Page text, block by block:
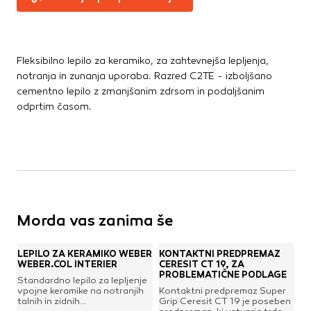
Fleksibilno lepilo za keramiko, za zahtevnejša lepljenja,
notranja in zunanja uporaba. Razred C2TE - izboljšano
cementno lepilo z zmanjšanim zdrsom in podaljšanim
odprtim časom.
Morda vas zanima še
LEPILO ZA KERAMIKO WEBER
WEBER.COL INTERIER
Standardno lepilo za lepljenje
vpojne keramike na notranjih
talnih in zidnih
KONTAKTNI PREDPREMAZ
CERESIT CT 19, ZA
PROBLEMATIČNE PODLAGE
Kontaktni predpremaz Super
Grip Ceresit CT 19 je poseben